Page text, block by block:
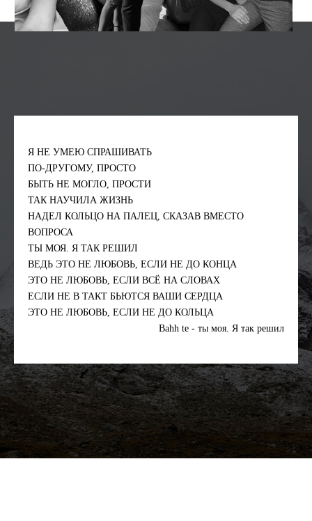
Я НЕ УМЕЮ СПРАШИВАТЬ
ПО-ДРУГОМУ, ПРОСТО
БЫТЬ НЕ МОГЛО, ПРОСТИ
ТАК НАУЧИЛА ЖИЗНЬ
НАДЕЛ КОЛЬЦО НА ПАЛЕЦ, СКАЗАВ ВМЕСТО
ВОПРОСА
ТЫ МОЯ. Я ТАК РЕШИЛ
ВЕДЬ ЭТО НЕ ЛЮБОВЬ, ЕСЛИ НЕ ДО КОНЦА
ЭТО НЕ ЛЮБОВЬ, ЕСЛИ ВСЁ НА СЛОВАХ
ЕСЛИ НЕ В ТАКТ БЬЮТСЯ ВАШИ СЕРДЦА
ЭТО НЕ ЛЮБОВЬ, ЕСЛИ НЕ ДО КОЛЬЦА
Bahh te - ты моя. Я так решил